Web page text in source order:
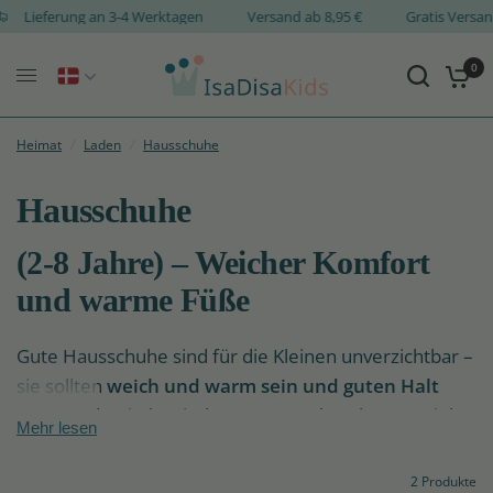
Lieferung an 3-4 Werktagen Versand ab 8,95 € Gratis
0
Heimat Laden Hausschuhe
Hausschuhe
(2-8 Jahre) – Weicher Komfort
und warme Füße
Gute Hausschuhe sind für die Kleinen unverzichtbar –
sie solltenweich und warm sein und guten Halt
bieten
, damit Ihr Kind zu Hause unbeschwert spielen
nachhaltigen Hausschuhen für
Mehr lesen
2 Produkte